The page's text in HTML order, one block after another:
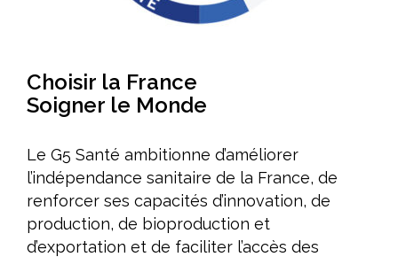
Améliorer l’accès aux produits innovants
Le livre blanc du G5 Santé 2017-2022
Publications
Espace presse
Documents/études
Nos engagements
Choisir la France
Soigner le Monde
Le G5 Santé ambitionne d’améliorer
l’indépendance sanitaire de la France, de
renforcer ses capacités d’innovation, de
production, de bioproduction et
d’exportation et de faciliter l’accès des